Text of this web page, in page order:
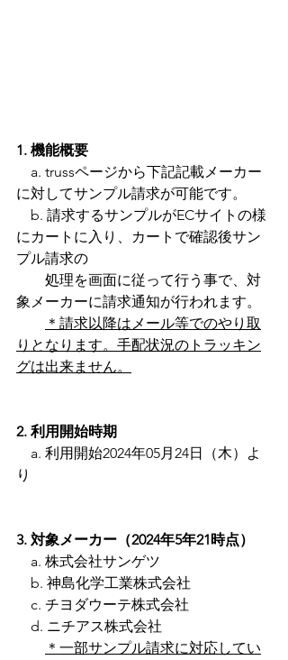
1. 機能概要
a. trussページから下記記載メーカー
に対してサンプル請求が可能です。
b. 請求するサンプルがECサイトの様
にカートに入り、カートで確認後サン
プル請求の
処理を画面に従って行う事で、対
象メーカーに請求通知が行われます。
＊請求以降はメール等でのやり取
りとなります。手配状況のトラッキン
グは出来ません。
2. 利用開始時期
a. 利用開始2024年05月24日（木）よ
り
3. 対象メーカー（2024年5年21時点）
a. 株式会社サンゲツ
b. 神島化学工業株式会社
c. チヨダウーテ株式会社
d. ニチアス株式会社
＊一部サンプル請求に対応してい